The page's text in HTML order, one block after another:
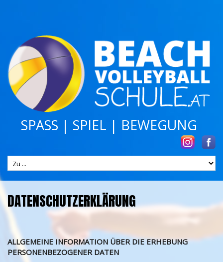
SPASS | SPIEL | BEWEGUNG
DATENSCHUTZERKLÄRUNG
ALLGEMEINE INFORMATION ÜBER DIE ERHEBUNG
PERSONENBEZOGENER DATEN